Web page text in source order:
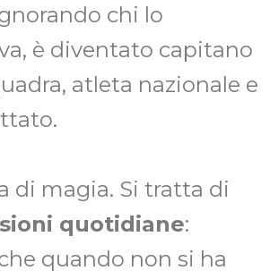
chi lo
è diventato capitano
atleta nazionale e
di magia. Si tratta di
quotidiane:
quando non si ha